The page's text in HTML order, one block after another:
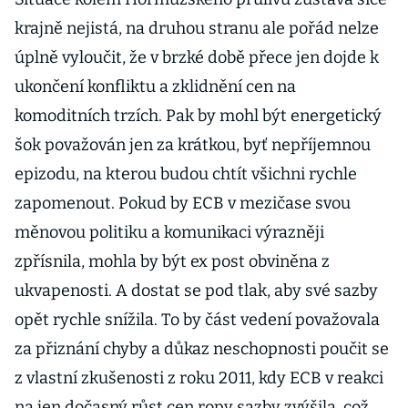
krajně nejistá, na druhou stranu ale pořád nelze
úplně vyloučit, že v brzké době přece jen dojde k
ukončení konfliktu a zklidnění cen na
komoditních trzích. Pak by mohl být energetický
šok považován jen za krátkou, byť nepříjemnou
epizodu, na kterou budou chtít všichni rychle
zapomenout. Pokud by ECB v mezičase svou
měnovou politiku a komunikaci výrazněji
zpřísnila, mohla by být ex post obviněna z
ukvapenosti. A dostat se pod tlak, aby své sazby
opět rychle snížila. To by část vedení považovala
za přiznání chyby a důkaz neschopnosti poučit se
z vlastní zkušenosti z roku 2011, kdy ECB v reakci